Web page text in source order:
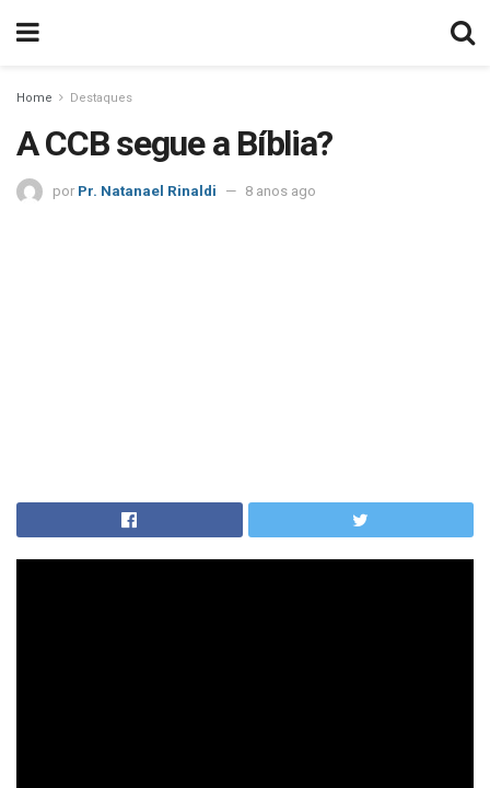
Home Destaques
A CCB segue a Bíblia?
por Pr. Natanael Rinaldi 8 anos ago